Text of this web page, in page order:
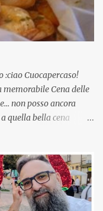
:ciao Cuocapercaso!
memorabile Cena delle
non posso ancora
quella bella cena
e cerco degli spunti...
non preparo
anno organizzato dai
idea! Cuocapercaso :